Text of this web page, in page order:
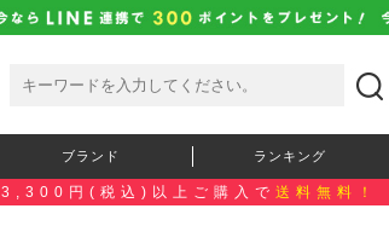
ブランド ランキング
3,300円(税込)以上ご購入で 送料無料！